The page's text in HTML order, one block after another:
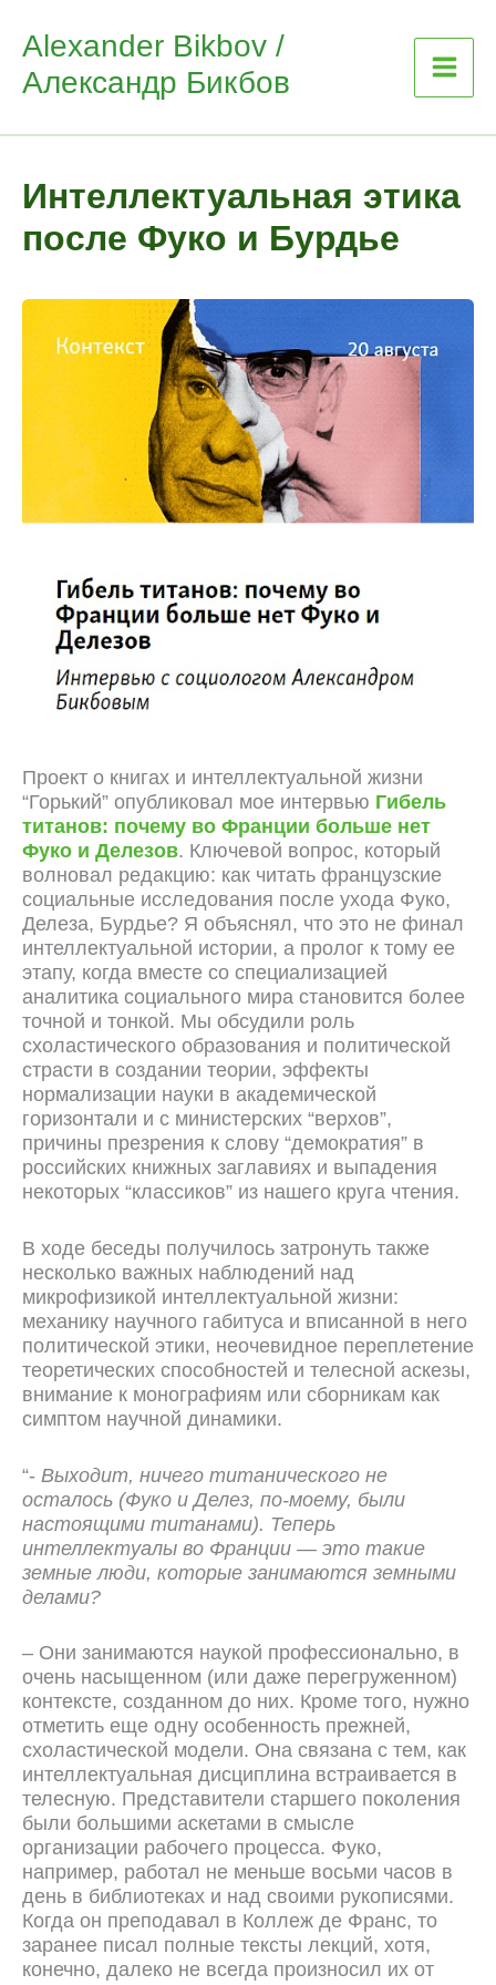
content
Alexander Bikbov /
Александр Бикбов
Интеллектуальная этика
после Фуко и Бурдье
Проект о книгах и интеллектуальной жизни
“Горький” опубликовал мое интервью Гибель
титанов: почему во Франции больше нет
Фуко и Делезов. Ключевой вопрос, который
волновал редакцию: как читать французские
социальные исследования после ухода Фуко,
Делеза, Бурдье? Я объяснял, что это не финал
интеллектуальной истории, а пролог к тому ее
этапу, когда вместе со специализацией
аналитика социального мира становится более
точной и тонкой. Мы обсудили роль
схоластического образования и политической
страсти в создании теории, эффекты
нормализации науки в академической
горизонтали и с министерских “верхов”,
причины презрения к слову “демократия” в
российских книжных заглавиях и выпадения
некоторых “классиков” из нашего круга чтения.
В ходе беседы получилось затронуть также
несколько важных наблюдений над
микрофизикой интеллектуальной жизни:
механику научного габитуса и вписанной в него
политической этики, неочевидное переплетение
теоретических способностей и телесной аскезы,
внимание к монографиям или сборникам как
симптом научной динамики.
“- Выходит, ничего титанического не
осталось (Фуко и Делез, по-моему, были
настоящими титанами). Теперь
интеллектуалы во Франции — это такие
земные люди, которые занимаются земными
делами?
– Они занимаются наукой профессионально, в
очень насыщенном (или даже перегруженном)
контексте, созданном до них. Кроме того, нужно
отметить еще одну особенность прежней,
схоластической модели. Она связана с тем, как
интеллектуальная дисциплина встраивается в
телесную. Представители старшего поколения
были большими аскетами в смысле
организации рабочего процесса. Фуко,
например, работал не меньше восьми часов в
день в библиотеках и над своими рукописями.
Когда он преподавал в Коллеж де Франс, то
заранее писал полные тексты лекций, хотя,
конечно, далеко не всегда произносил их от